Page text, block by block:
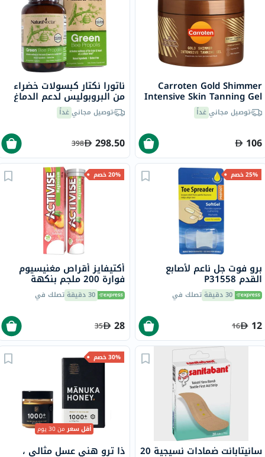
Carroten Gold Shimmer
Intensive Skin Tanning Gel
150mlتوصيل مجانيغداً
106
ناتورا نكتار كبسولات خضراء
من البروبوليس لدعم الدماغ
والقلب والمناعة 60 كبسولة
توصيل مجانيغداً
298.50
398
25% خصم
برو فوت جل ناعم لأصابع
القدم P31558
30 دقيقة تصلك في
12
16
20% خصم
أكتيفايز أقراص مغنيسيوم
فوارة 200 ملجم بنكهة
الخوخ، حزمة من 20
30 دقيقة تصلك في
28
35
سانيتابانت ضمادات نسيجية 20
30% خصم
أقل سعرمن 30 يوم
ذا ترو هني عسل مثالي ،